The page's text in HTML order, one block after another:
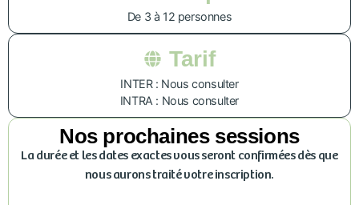
De 3 à 12 personnes
Tarif
INTER : Nous consulter
INTRA : Nous consulter
Nos prochaines sessions
La durée et les dates exactes vous seront confirmées dès que
nous aurons traité votre inscription.